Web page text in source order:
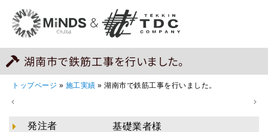
湖南市で鉄筋工事を行いました。
トップページ » 施工実績 » 湖南市で鉄筋工事を行いました。
発注者 基礎業者様